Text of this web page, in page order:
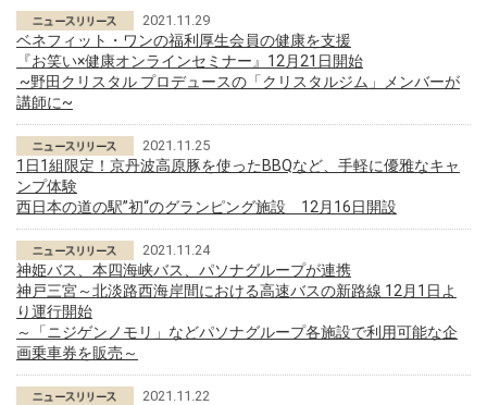
2021.11.29
ベネフィット・ワンの福利厚生会員の健康を支援
『お笑い×健康オンラインセミナー』12月21日開始
~野田クリスタル プロデュースの「クリスタルジム」メンバーが
講師に~
2021.11.25
1日1組限定！京丹波高原豚を使ったBBQなど、手軽に優雅なキャ
ンプ体験
西日本の道の駅”初“のグランピング施設 12月16日開設
2021.11.24
神姫バス、本四海峡バス、パソナグループが連携
神戸三宮～北淡路西海岸間における高速バスの新路線 12月1日よ
り運行開始
～「ニジゲンノモリ」などパソナグループ各施設で利用可能な企
画乗車券を販売～
2021.11.22